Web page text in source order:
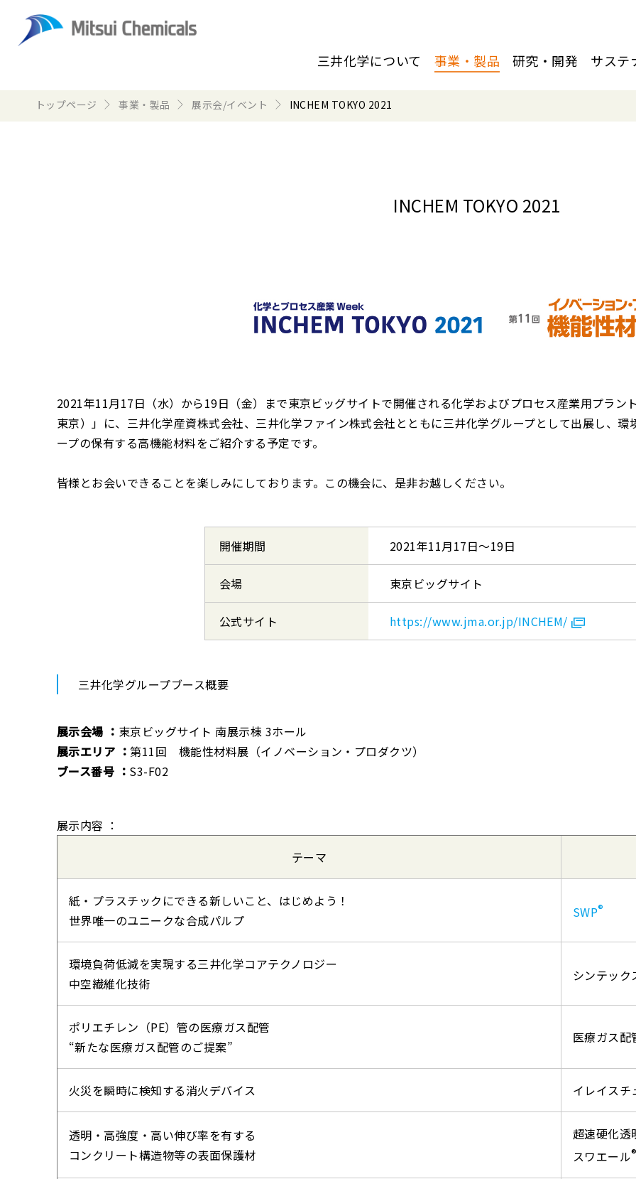
三井化学について 事業・製品 研究・開発 サステ
トップページ 事業・製品 展示会/イベント INCHEM TOKYO 2021
INCHEM TOKYO 2021
2021年11月17日（水）から19日（金）まで東京ビッグサイトで開催される化学およびプロセス産業用プラン
東京）」に、三井化学産資株式会社、三井化学ファイン株式会社とともに三井化学グループとして出展し、
ープの保有する高機能材料をご紹介する予定です。
皆様とお会いできることを楽しみにしております。この機会に、是非お越しください。
開催期間 2021年11月17日〜19日
会場 東京ビッグサイト
公式サイト https://www.jma.or.jp/INCHEM/
三井化学グループブース概要
展示会場 ： 東京ビッグサイト 南展示棟 3ホール
展示エリア ：第11回 機能性材料展（イノベーション・プロダクツ）
ブース番号 ： S3-F02
展示内容 ：
テーマ
紙・プラスチックにできる新しいこと、はじめよう！
世界唯一のユニークな合成パルプ
SWP®
環境負荷低減を実現する三井化学コアテクノロジー
中空繊維化技術
シンテック
ポリエチレン（PE）管の医療ガス配管
“新たな医療ガス配管のご提案”
医療ガス配
火災を瞬時に検知する消火デバイス イレイスチ
透明・高強度・高い伸び率を有する
コンクリート構造物等の表面保護材
超速硬化透
スワエール